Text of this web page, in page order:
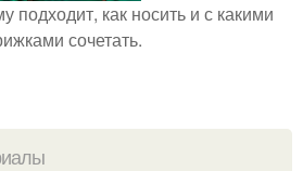
подходит, как носить и с какими
сочетать.